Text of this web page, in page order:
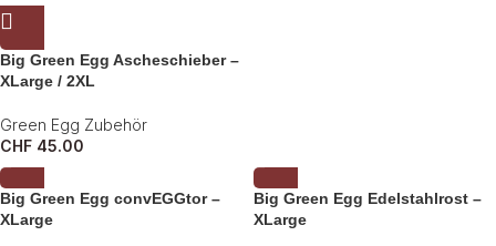
Big Green Egg Ascheschieber –
XLarge / 2XL
Green Egg Zubehör
CHF 45.00
Big Green Egg convEGGtor –
XLarge
Big Green Egg Edelstahlrost –
XLarge